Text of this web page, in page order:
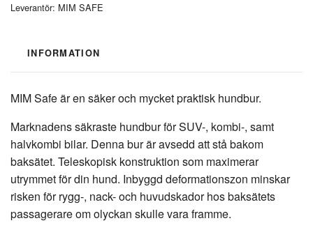
Leverantör: MIM SAFE
INFORMATION
MIM Safe är en säker och mycket praktisk hundbur.
Marknadens säkraste hundbur för SUV-, kombi-, samt
halvkombi bilar. Denna bur är avsedd att stå bakom
baksätet. Teleskopisk konstruktion som maximerar
utrymmet för din hund. Inbyggd deformationszon minskar
risken för rygg-, nack- och huvudskador hos baksätets
passagerare om olyckan skulle vara framme.